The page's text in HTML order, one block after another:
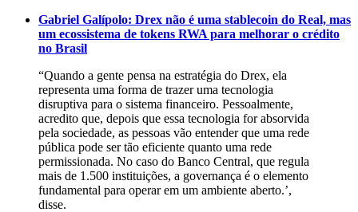
Gabriel Galípolo: Drex não é uma stablecoin do Real, mas
um ecossistema de tokens RWA para melhorar o crédito
no Brasil
“Quando a gente pensa na estratégia do Drex, ela
representa uma forma de trazer uma tecnologia
disruptiva para o sistema financeiro. Pessoalmente,
acredito que, depois que essa tecnologia for absorvida
pela sociedade, as pessoas vão entender que uma rede
pública pode ser tão eficiente quanto uma rede
permissionada. No caso do Banco Central, que regula
mais de 1.500 instituições, a governança é o elemento
fundamental para operar em um ambiente aberto.’,
disse.